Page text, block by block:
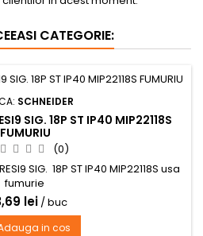
CATEGORIE:
SCHNEIDER
SIG. 18P ST IP40 MIP22118S
FUMURIU
(0)
SIG. 18P ST IP40 MIP22118S usa
fumurie
lei / buc
in cos